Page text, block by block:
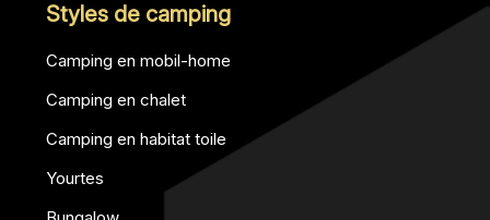
Styles de camping
Camping en mobil-home
Camping en chalet
Camping en habitat toile
Yourtes